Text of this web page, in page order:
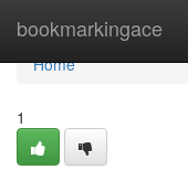
bookmarkingace
Home
Home
1